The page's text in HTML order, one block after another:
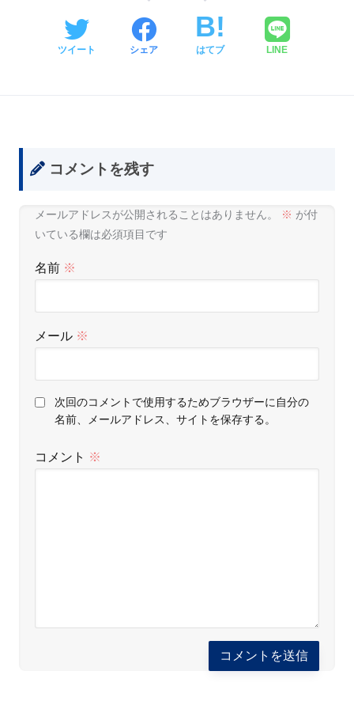
ツイート シェア はてブ LINE
コメントを残す
メールアドレスが公開されることはありません。 ※ が付
いている欄は必須項目です
名前 ※
メール ※
次回のコメントで使用するためブラウザーに自分の
名前、メールアドレス、サイトを保存する。
コメント ※